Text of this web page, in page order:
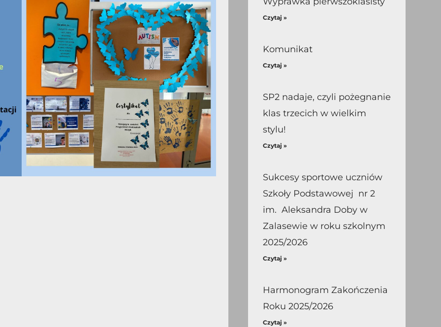
Czytaj »
Komunikat
Czytaj »
SP2 nadaje, czyli pożegnanie
klas trzecich w wielkim
stylu!
Czytaj »
Sukcesy sportowe uczniów
Szkoły Podstawowej nr 2
im. Aleksandra Doby w
Zalasewie w roku szkolnym
2025/2026
Czytaj »
Harmonogram Zakończenia
Roku 2025/2026
Czytaj »